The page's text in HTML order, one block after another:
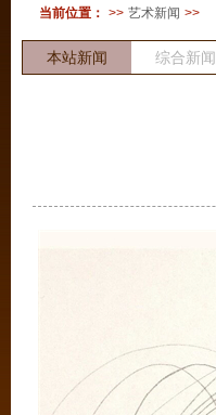
当前位置： >> 艺术新闻 >>
本站新闻 综合新闻